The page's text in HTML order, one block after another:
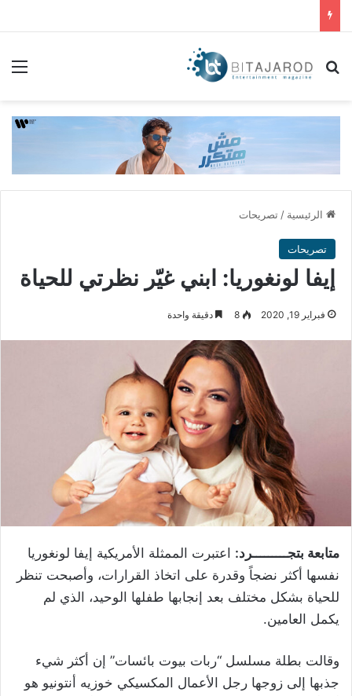
بحث عن
الرئيسية / تصريحات
تصريحات
إيفا لونغوريا: ابني غيّر نظرتي للحياة
فبراير 19, 2020 8 دقيقة واحدة
متابعة بتجـــــــــرد: اعتبرت الممثلة الأمريكية إيفا لونغوريا
نفسها أكثر نضجاً وقدرة على اتخاذ القرارات، وأصبحت تنظر
للحياة بشكل مختلف بعد إنجابها طفلها الوحيد، الذي لم
يكمل العامين.
وقالت بطلة مسلسل “ربات بيوت بائسات” إن أكثر شيء
جذبها إلى زوجها رجل الأعمال المكسيكي خوزيه أنتونيو هو